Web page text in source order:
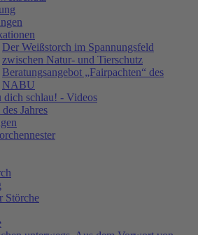
Der Weißstorch im Spannungsfeld
zwischen Natur- und Tierschutz
Beratungsangebot „Fairpachten“ des
NABU
dich schlau! - Videos
Jahres
Störche